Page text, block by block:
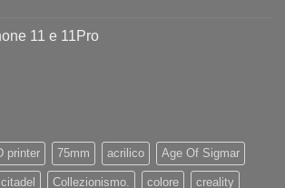
11 e 11Pro
printer 75mm acrilico Age Of Sigmar
citadel Collezionismo. colore creality